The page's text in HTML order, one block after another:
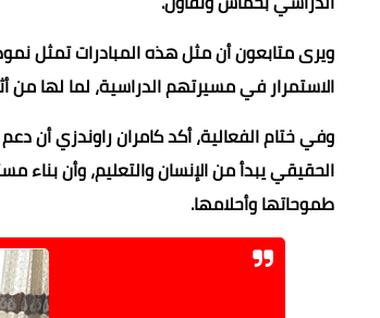
ويرى متابعون أن مثل هذه المبادرات تمثل
الاستمرار في مسيرتهم الدراسية، لما لها من
وفي ختام الفعالية، أكد كامران راوندزي أن
الحقيقي يبدأ من الإنسان والتعليم، وأن
طموحاتها وأحلامها.